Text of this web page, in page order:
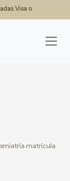
Visa o
matrícula